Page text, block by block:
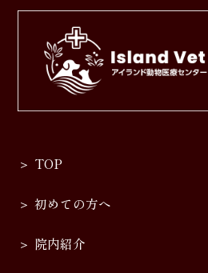
TOP
初めての方へ
院内紹介